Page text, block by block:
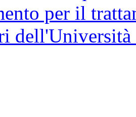
per il